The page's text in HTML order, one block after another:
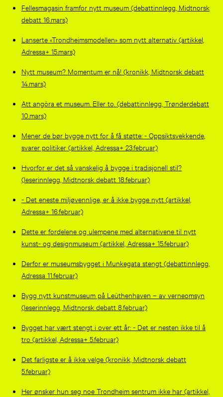
Fellesmagasin framfor nytt museum (debattinnlegg, Midtnorsk
debatt 16.mars)
Lanserte «Trondheimsmodellen» som nytt alternativ (artikkel,
Adressa+ 15.mars)
Nytt museum? Momentum er nå! (kronikk, Midtnorsk debatt
14.mars)
Att angöra et museum. Eller to. (debattinnlegg, Trønderdebatt
10.mars)
Mener de bør bygge nytt for å få støtte: - Oppsiktsvekkende,
svarer politiker (artikkel, Adressa+ 23.februar)
Hvorfor er det så vanskelig å bygge i tradisjonell stil?
(leserinnlegg, Midtnorsk debatt 18.februar)
- Det eneste miljøvennlige, er å ikke bygge nytt (artikkel,
Adressa+ 16.februar)
Dette er fordelene og ulempene med alternativene til nytt
kunst- og designmuseum (artikkel, Adressa+ 15.februar)
Derfor er museumsbygget i Munkegata stengt (debattinnlegg,
Adressa 11.februar)
Bygg nytt kunstmuseum på Leüthenhaven – av verneomsyn
(leserinnlegg, Midtnorsk debatt 8.februar)
Bygget har vært stengt i over ett år: - Det er nesten ikke til å
tro (artikkel, Adressa+ 5.februar)
Det farligste er å ikke velge (kronikk, Midtnorsk debatt
5.februar)
Her ønsker hun seg noe Trondheim sentrum ikke har (artikkel,